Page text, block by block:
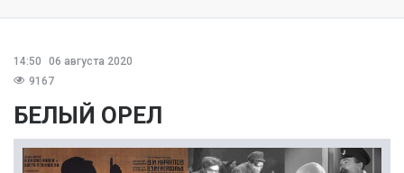
14:50
06 августа 2020
9167
БЕЛЫЙ ОРЕЛ